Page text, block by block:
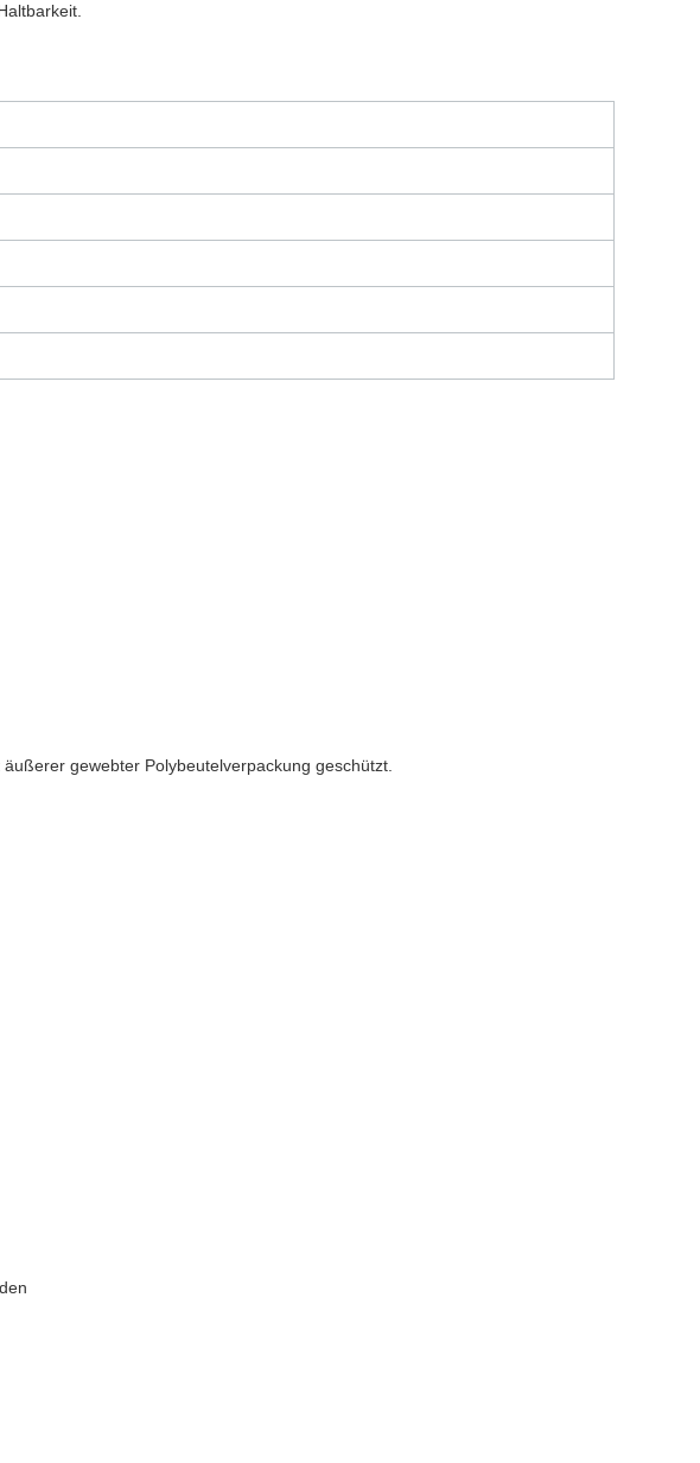
gewebter Polybeutelverpackung geschützt.